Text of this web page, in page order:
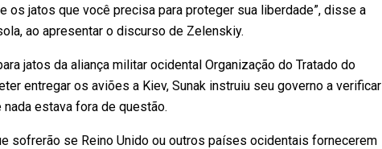
os jatos que você precisa para proteger sua liberdade”, disse a
ao apresentar o discurso de Zelenskiy.
jatos da aliança militar ocidental Organização do Tratado do
entregar os aviões a Kiev, Sunak instruiu seu governo a verificar
estava fora de questão.
sofrerão se Reino Unido ou outros países ocidentais fornecerem